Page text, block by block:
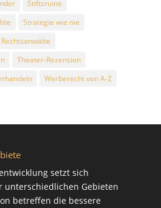
Stiftsruine
Strategie wie nie
Theater-Rezension
Werberecht von A-Z
setzt sich
unterschiedlichen Gebieten
betreffen die bessere